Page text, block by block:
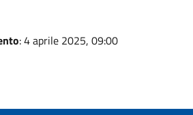
: 4 aprile 2025, 09:00